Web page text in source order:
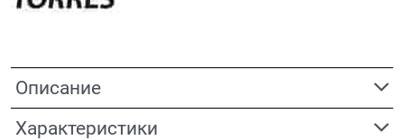
Описание
Характеристики